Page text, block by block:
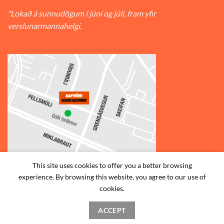
*Lokað á sunnudögum í júní og júlí, fram yfir
verslunarmannahelgi.
© 2026Rafvörumarkaðurinn v/Fellsmúla | Síðumúla 34, 108
Reykjavík | S: 585-2888 |
HAFA SAMBAND
This site uses cookies to offer you a better browsing
experience. By browsing this website, you agree to our use of
cookies.
ACCEPT